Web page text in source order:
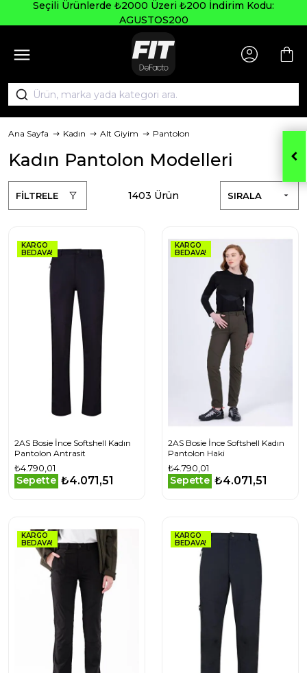
Seçili Ürünlerde ₺2000 Üzeri ₺200 İndirim Kodu:
AGUSTOS200
Ana Sayfa Kadın Alt Giyim Pantolon
Kadın Pantolon Modelleri
FİLTRELE SIRALA
1403 Ürün
KARGO
BEDAVA!
2AS Bosie İnce Softshell Kadın
Pantolon Antrasit
₺4.790,01
Sepette ₺4.071,51
KARGO
BEDAVA!
2AS Bosie İnce Softshell Kadın
Pantolon Haki
₺4.790,01
Sepette ₺4.071,51
KARGO
BEDAVA!
KARGO
BEDAVA!